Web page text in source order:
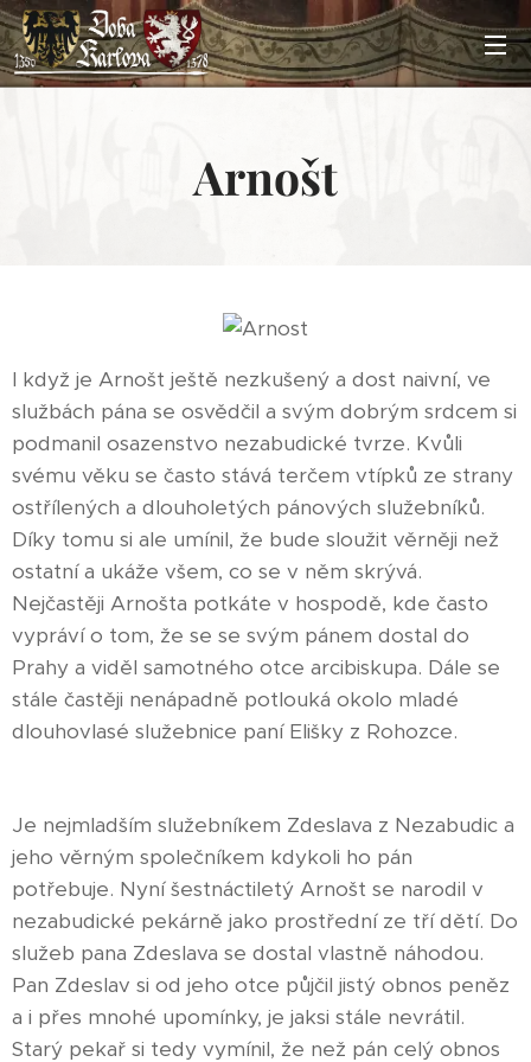
Arnošt
I když je Arnošt ještě nezkušený a dost naivní, ve
službách pána se osvědčil a svým dobrým srdcem si
podmanil osazenstvo nezabudické tvrze. Kvůli
svému věku se často stává terčem vtípků ze strany
ostřílených a dlouholetých pánových služebníků.
Díky tomu si ale umínil, že bude sloužit věrněji než
ostatní a ukáže všem, co se v něm skrývá.
Nejčastěji Arnošta potkáte v hospodě, kde často
vypráví o tom, že se se svým pánem dostal do
Prahy a viděl samotného otce arcibiskupa. Dále se
stále častěji nenápadně potlouká okolo mladé
dlouhovlasé služebnice paní Elišky z Rohozce.
Je nejmladším služebníkem Zdeslava z Nezabudic a
jeho věrným společníkem kdykoli ho pán
potřebuje. Nyní šestnáctiletý Arnošt se narodil v
nezabudické pekárně jako prostřední ze tří dětí. Do
služeb pana Zdeslava se dostal vlastně náhodou.
Pan Zdeslav si od jeho otce půjčil jistý obnos peněz
a i přes mnohé upomínky, je jaksi stále nevrátil.
Starý pekař si tedy vymínil, že než pán celý obnos